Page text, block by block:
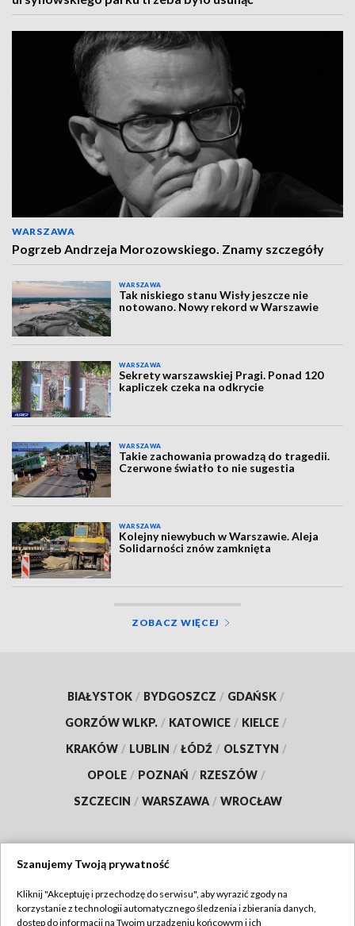
WARSZAWA
Pogrzeb Andrzeja Morozowskiego. Znamy szczegóły
WARSZAWA
Tak niskiego stanu Wisły jeszcze nie
notowano. Nowy rekord w Warszawie
WARSZAWA
Sekrety warszawskiej Pragi. Ponad 120
kapliczek czeka na odkrycie
WARSZAWA
Takie zachowania prowadzą do tragedii.
Czerwone światło to nie sugestia
WARSZAWA
Kolejny niewybuch w Warszawie. Aleja
Solidarności znów zamknięta
ZOBACZ WIĘCEJ
BIAŁYSTOK / BYDGOSZCZ / GDAŃSK /
GORZÓW WLKP. / KATOWICE / KIELCE /
KRAKÓW / LUBLIN / ŁÓDŹ / OLSZTYN /
OPOLE / POZNAŃ / RZESZÓW /
SZCZECIN / WARSZAWA / WROCŁAW
TVP
Szanujemy Twoją prywatność
Kliknij "Akceptuję i przechodzę do serwisu", aby wyrazić zgody na
korzystanie z technologii automatycznego śledzenia i zbierania danych,
dostęp do informacji na Twoim urządzeniu końcowym i ich